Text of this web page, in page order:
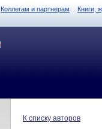
Коллегам и партнерам Книги,
К списку авторов